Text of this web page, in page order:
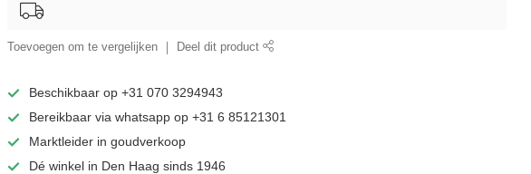
Toevoegen om te vergelijken Deel dit product
Beschikbaar op +31 070 3294943
Bereikbaar via whatsapp op +31 6 85121301
Marktleider in goudverkoop
Dé winkel in Den Haag sinds 1946